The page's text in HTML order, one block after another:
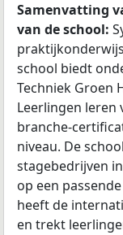
Samenvatting
van de school:
school biedt
Techniek Groen
Leerlingen leren
branche-
niveau. De
stagebedrijven
op een
heeft de
en trekt